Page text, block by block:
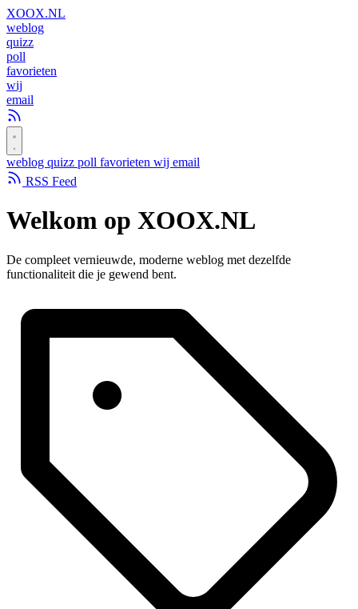
XOOX.NL
weblog
quizz
poll
favorieten
wij
email
weblog quizz poll favorieten wij email
RSS Feed
Welkom op XOOX.NL
De compleet vernieuwde, moderne weblog met dezelfde
functionaliteit die je gewend bent.